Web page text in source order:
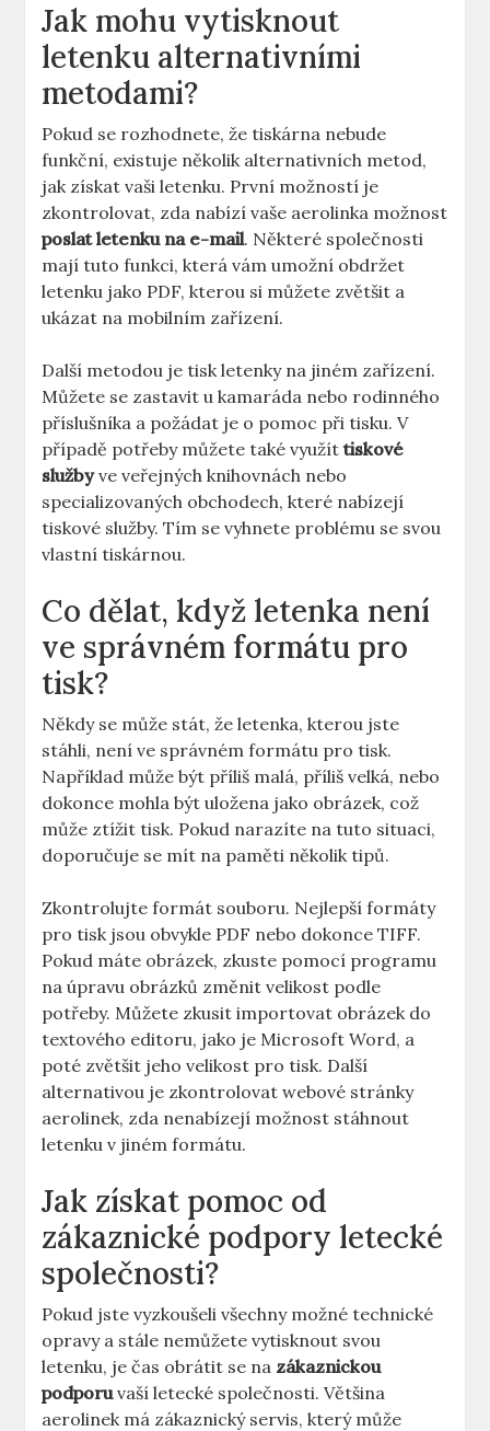
Jak mohu vytisknout
letenku alternativními
metodami?
Pokud se rozhodnete, že tiskárna nebude
funkční, existuje několik alternativních metod,
jak získat vaši letenku. První možností je
zkontrolovat, zda nabízí vaše aerolinka možnost
poslat letenku na e-mail. Některé společnosti
mají tuto funkci, která vám umožní obdržet
letenku jako PDF, kterou si můžete zvětšit a
ukázat na mobilním zařízení.
Další metodou je tisk letenky na jiném zařízení.
Můžete se zastavit u kamaráda nebo rodinného
příslušníka a požádat je o pomoc při tisku. V
případě potřeby můžete také využíttiskové
službyve veřejných knihovnách nebo
specializovaných obchodech, které nabízejí
tiskové služby. Tím se vyhnete problému se svou
vlastní tiskárnou.
Co dělat, když letenka není
ve správném formátu pro
tisk?
Někdy se může stát, že letenka, kterou jste
stáhli, není ve správném formátu pro tisk.
Například může být příliš malá, příliš velká, nebo
dokonce mohla být uložena jako obrázek, což
může ztížit tisk. Pokud narazíte na tuto situaci,
doporučuje se mít na paměti několik tipů.
Zkontrolujte formát souboru. Nejlepší formáty
pro tisk jsou obvykle PDF nebo dokonce TIFF.
Pokud máte obrázek, zkuste pomocí programu
na úpravu obrázků změnit velikost podle
potřeby. Můžete zkusit importovat obrázek do
textového editoru, jako je Microsoft Word, a
poté zvětšit jeho velikost pro tisk. Další
alternativou je zkontrolovat webové stránky
aerolinek, zda nenabízejí možnost stáhnout
letenku v jiném formátu.
Jak získat pomoc od
zákaznické podpory letecké
společnosti?
Pokud jste vyzkoušeli všechny možné technické
opravy a stále nemůžete vytisknout svou
letenku, je čas obrátit se na zákaznickou
podporuvaší letecké společnosti. Většina
aerolinek má zákaznický servis, který může